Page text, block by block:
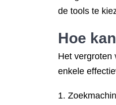
de tools te
Hoe
Het vergroten
enkele